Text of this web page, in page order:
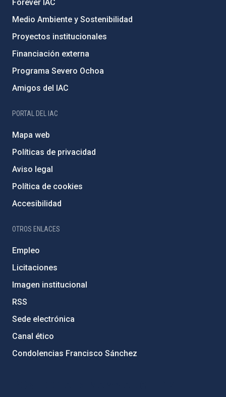
Forever IAC
Medio Ambiente y Sostenibilidad
Proyectos institucionales
Financiación externa
Programa Severo Ochoa
Amigos del IAC
PORTAL DEL IAC
Mapa web
Políticas de privacidad
Aviso legal
Política de cookies
Accesibilidad
OTROS ENLACES
Empleo
Licitaciones
Imagen institucional
RSS
Sede electrónica
Canal ético
Condolencias Francisco Sánchez